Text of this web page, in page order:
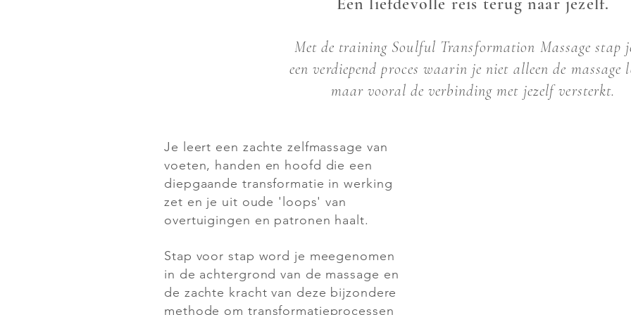
Een liefdevolle reis terug naar jezelf.
Met de training Soulful Transformation Massage stap
een verdiepend proces waarin je niet alleen de massage
maar vooral de verbinding met jezelf versterkt.​
Je leert een zachte zelfmassage van
voeten, handen en hoofd die een
diepgaande transformatie in werking
zet en je uit oude 'loops' van
overtuigingen en patronen haalt.
Stap voor stap word je meegenomen
in de achtergrond van de massage en
de zachte kracht van deze bijzondere
methode om transformatieprocessen